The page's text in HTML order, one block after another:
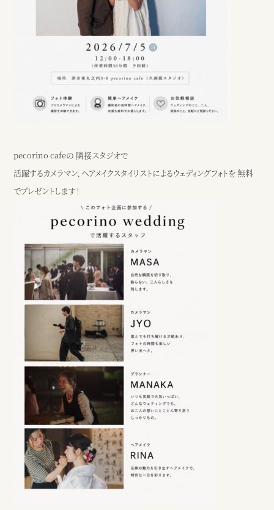
pecorino cafeの 隣接スタジオで
活躍するカメラマン、ヘアメイクスタイリストによるウェディングフォトを 無料
でプレゼントします！